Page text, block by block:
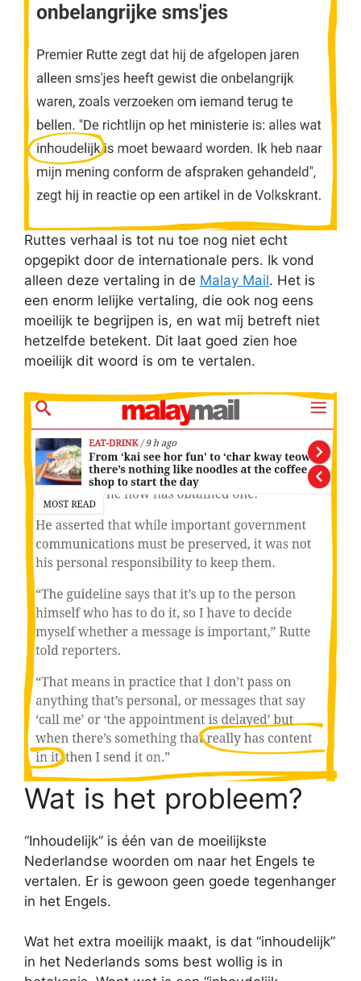
Ruttes verhaal is tot nu toe nog niet echt
opgepikt door de internationale pers. Ik vond
alleen deze vertaling in de Malay Mail. Het is
een enorm lelijke vertaling, die ook nog eens
moeilijk te begrijpen is, en wat mij betreft niet
hetzelfde betekent. Dit laat goed zien hoe
moeilijk dit woord is om te vertalen.
Wat is het probleem?
“Inhoudelijk” is één van de moeilijkste
Nederlandse woorden om naar het Engels te
vertalen. Er is gewoon geen goede tegenhanger
in het Engels.
Wat het extra moeilijk maakt, is dat “inhoudelijk”
in het Nederlands soms best wollig is in